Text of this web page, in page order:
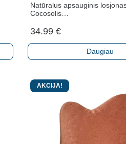
Natūralus apsauginis
Cocosolis…
34.99€
Daugiau
AKCIJA!